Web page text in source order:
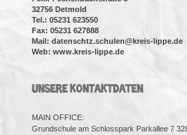
32756 Detmold
Tel.: 05231 623550
Fax: 05231 627888
Mail: datenschtz.schulen@kreis-lippe.de
Web: www.kreis-lippe.de
UNSERE KONTAKTDATEN
MAIN OFFICE:
Grundschule am Schlosspark Parkallee 7